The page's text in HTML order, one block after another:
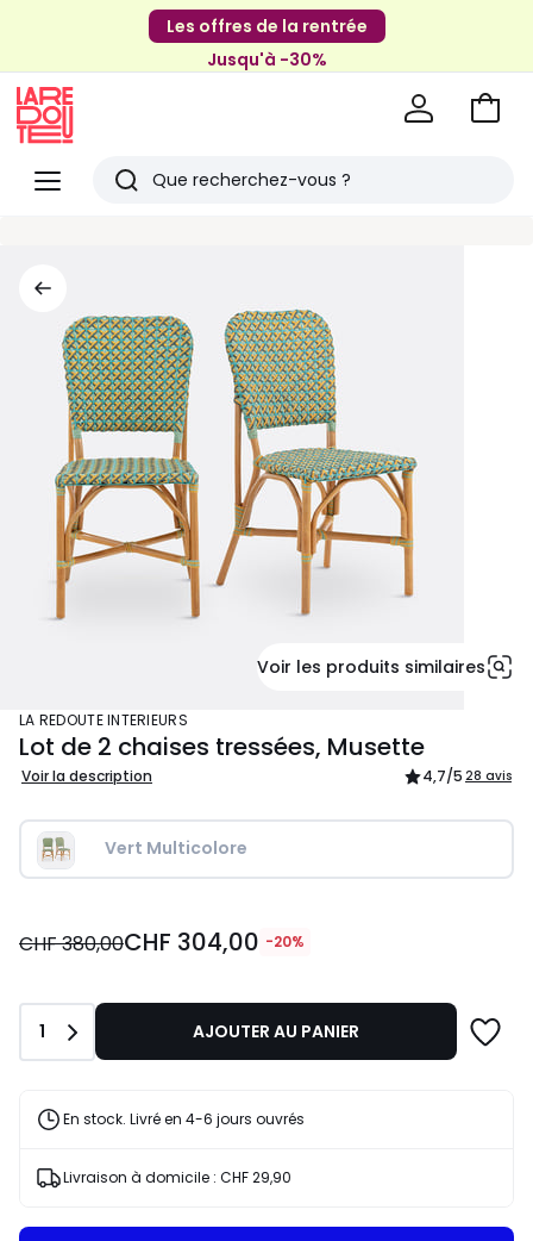
Les offres de la rentrée
Jusqu'à -30%
Menu
Redoute
Rechercher
Aller
Voir les produits similaires
LA REDOUTE INTERIEURS
Lot de 2 chaises tressées, Musette
Voir la description 4,7/5 28 avis
Vert Multicolore
304,00
CHF
380,00
de
réduction
CHF 380,00CHF 304,00 -20%
Quantité
1 AJOUTER AU PANIER
En stock. Livré en 4-6 jours ouvrés
Livraison à domicile : CHF 29,90